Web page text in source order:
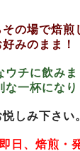
の場で焙煎
みのまま！
チに飲みま
な一杯になり
しみ下さい
日、焙煎・